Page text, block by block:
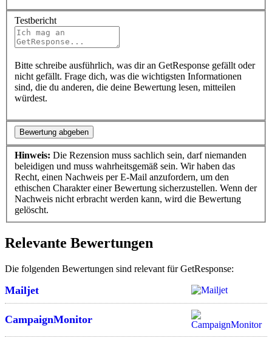
Testbericht
Bitte schreibe ausführlich, was dir an GetResponse gefällt oder
nicht gefällt. Frage dich, was die wichtigsten Informationen
sind, die du anderen, die deine Bewertung lesen, mitteilen
würdest.
Bewertung abgeben
Hinweis:
beleidigen und muss wahrheitsgemäß sein. Wir haben das
Recht, einen Nachweis per E-Mail anzufordern, um den
ethischen Charakter einer Bewertung sicherzustellen. Wenn der
Nachweis nicht erbracht werden kann, wird die Bewertung
gelöscht.
Relevante Bewertungen
Die folgenden Bewertungen sind relevant für GetResponse:
Mailjet
CampaignMonitor